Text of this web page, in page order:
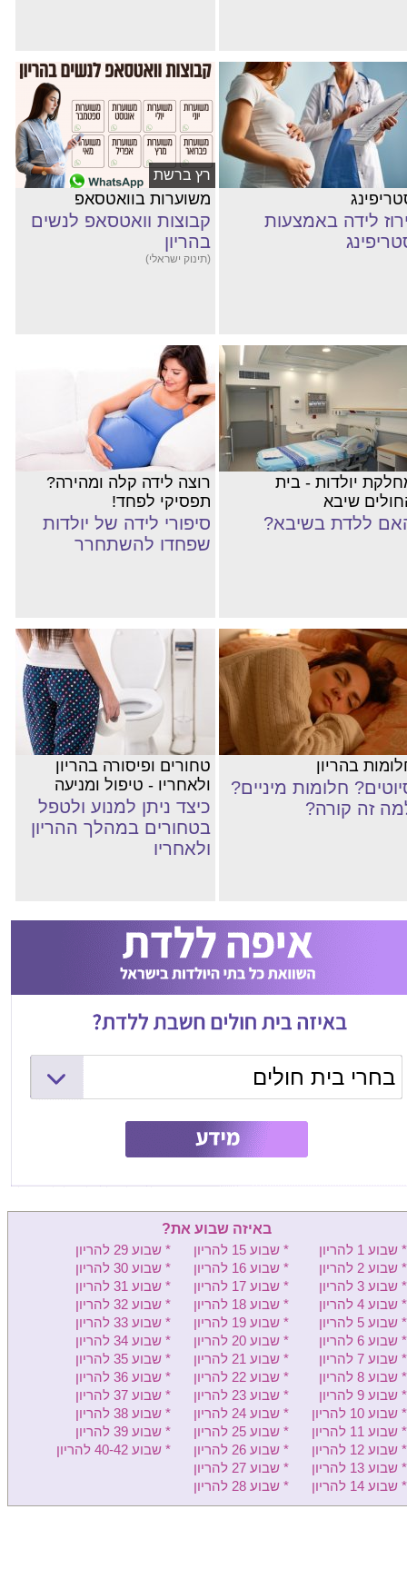
לידה באמצעות
רץ ברשת
משוערות בוואטסאפ
קבוצות וואטסאפ לנשים
בהריון
(תינוק ישראלי)
יולדות - בית
שיבא
ללדת בשיבא?
רוצה לידה קלה ומהירה?
תפסיקי לפחד!
סיפורי לידה של יולדות
שפחדו להשתחרר
בהריון
חלומות מיניים?
זה קורה?
טחורים ופיסורה בהריון
ולאחריו - טיפול ומניעה
כיצד ניתן למנוע ולטפל
בטחורים במהלך ההריון
ולאחריו
בחרי בית חולים
המרכז הרפואי שמיר (אסף הרופא)
ליס (איכילוב) - יולדות
בילינסון - יולדות
העמק - יולדות
שיבא - יולדות
מעייני הישועה - יולדות
קפלן - יולדות
מאיר - יולדות
הלל יפה - יולדות
לניאדו - יולדות
רמב"ם יולדות
באיזה שבוע את?
* שבוע 1 להריון
* שבוע 2 להריון
* שבוע 3 להריון
* שבוע 4 להריון
* שבוע 5 להריון
* שבוע 6 להריון
* שבוע 7 להריון
* שבוע 8 להריון
* שבוע 9 להריון
* שבוע 10 להריון
* שבוע 11 להריון
* שבוע 12 להריון
* שבוע 13 להריון
* שבוע 14 להריון
* שבוע 15 להריון
* שבוע 16 להריון
* שבוע 17 להריון
* שבוע 18 להריון
* שבוע 19 להריון
* שבוע 20 להריון
* שבוע 21 להריון
* שבוע 22 להריון
* שבוע 23 להריון
* שבוע 24 להריון
* שבוע 25 להריון
* שבוע 26 להריון
* שבוע 27 להריון
* שבוע 28 להריון
* שבוע 29 להריון
* שבוע 30 להריון
* שבוע 31 להריון
* שבוע 32 להריון
* שבוע 33 להריון
* שבוע 34 להריון
* שבוע 35 להריון
* שבוע 36 להריון
* שבוע 37 להריון
* שבוע 38 להריון
* שבוע 39 להריון
* שבוע 40-42 להריון